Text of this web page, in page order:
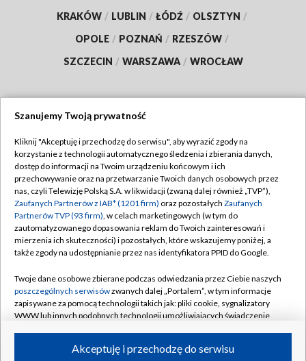
KRAKÓW / LUBLIN / ŁÓDŹ / OLSZTYN /
OPOLE / POZNAŃ / RZESZÓW /
SZCZECIN / WARSZAWA / WROCŁAW
TVP
Abonament TVP
Emisja w TVP
Centrum informacji TVP
Naziemna Telewizja Cyfrowa
Rada Programowa
System NOS
Informacje o nadawcy
Program dla prasy
Regulamin TVP
Polityka prywatności
Moje zgody
Pomoc
Kontakt
Kanały
Szanujemy Twoją prywatność
Kliknij "Akceptuję i przechodzę do serwisu", aby wyrazić zgody na
korzystanie z technologii automatycznego śledzenia i zbierania danych,
dostęp do informacji na Twoim urządzeniu końcowym i ich
przechowywanie oraz na przetwarzanie Twoich danych osobowych przez
nas, czyli Telewizję Polską S.A. w likwidacji (zwaną dalej również „TVP”),
Zaufanych Partnerów z IAB* (1201 firm) oraz pozostałych Zaufanych
Partnerów TVP (93 firm), w celach marketingowych (w tym do
zautomatyzowanego dopasowania reklam do Twoich zainteresowań i
mierzenia ich skuteczności) i pozostałych, które wskazujemy poniżej, a
także zgody na udostępnianie przez nas identyfikatora PPID do Google.
Twoje dane osobowe zbierane podczas odwiedzania przez Ciebie naszych
poszczególnych serwisówzwanych dalej „Portalem”, w tym informacje
zapisywane za pomocą technologii takich jak: pliki cookie, sygnalizatory
WWW lub innych podobnych technologii umożliwiających świadczenie
ruchu w Internecie.Akceptuję i przechodzę do serwisu